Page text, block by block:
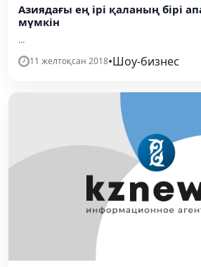
Азиядағы ең ірі қаланың бірі
мүмкін
...
11 желтоқсан 2018•Шоу-бизнес